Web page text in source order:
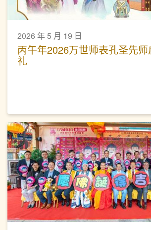
2026 年 5 月 19 日
丙午年2026万世师表孔圣先
礼